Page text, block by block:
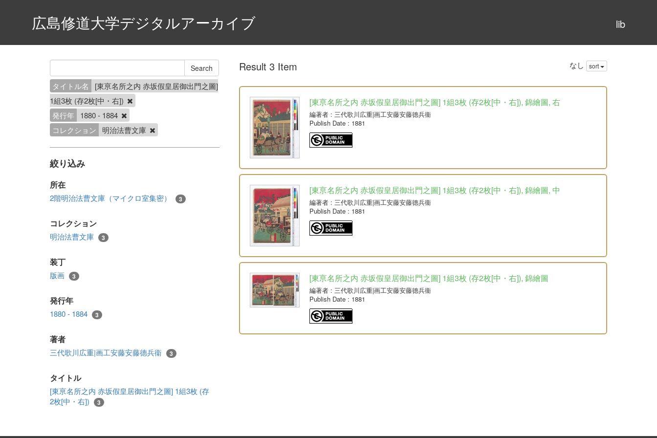
lib
広島修道大学デジタルアーカイブ
タイトル名
[東亰名所之内 赤坂假皇居御出門之圖]
1組3枚 (存2枚[中・右])
発行年
1880 - 1884
コレクション
明治法曹文庫
絞り込み
所在
2階明治法曹文庫（マイクロ室集密） 3
コレクション
明治法曹文庫 3
装丁
版画 3
発行年
1880 - 1884 3
著者
三代歌川広重|画工安藤安藤德兵衞 3
タイトル
[東亰名所之内 赤坂假皇居御出門之圖] 1組3枚 (存
2枚[中・右])
3
Result 3 Item なし sort
[東亰名所之内 赤坂假皇居御出門之圖] 1組3枚 (存2枚[中・右]), 錦繪圖, 右
編著者: 三代歌川広重|画工安藤安藤德兵衞
Publish Date: 1881
[東亰名所之内 赤坂假皇居御出門之圖] 1組3枚 (存2枚[中・右]), 錦繪圖, 中
編著者: 三代歌川広重|画工安藤安藤德兵衞
Publish Date: 1881
[東亰名所之内 赤坂假皇居御出門之圖] 1組3枚 (存2枚[中・右]), 錦繪圖
編著者: 三代歌川広重|画工安藤安藤德兵衞
Publish Date: 1881